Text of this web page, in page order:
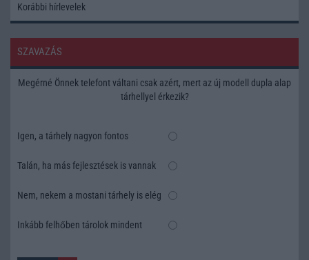
Korábbi hírlevelek
SZAVAZÁS
Megérné Önnek telefont váltani csak azért, mert az új modell dupla alap
tárhellyel érkezik?
Igen, a tárhely nagyon fontos
Talán, ha más fejlesztések is vannak
Nem, nekem a mostani tárhely is elég
Inkább felhőben tárolok mindent